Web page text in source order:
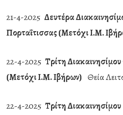
21-4-2025Δευτέρα
Πορταΐτισσας (Μετόχι Ι.Μ.
22-4-2025Τρίτη Διακαινησίμου
(Μετόχι Ι.Μ. Ιβήρων) Θεία
22-4-2025Τρίτη Διακαινησίμου